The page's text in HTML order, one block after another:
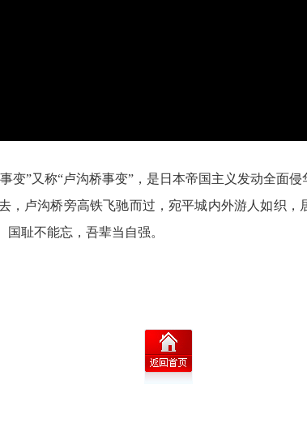
变”又称“卢沟桥事变”，是日本帝国主义发动全面
，卢沟桥旁高铁飞驰而过，宛平城内外游人如织
耻不能忘，吾辈当自强。